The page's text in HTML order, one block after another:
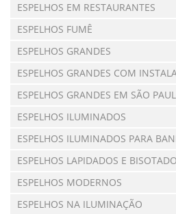
ESPELHOS EM RESTAURANTES
ESPELHOS FUMÊ
ESPELHOS GRANDES
ESPELHOS GRANDES COM
ESPELHOS GRANDES EM SÃO
ESPELHOS ILUMINADOS
ESPELHOS ILUMINADOS PARA
ESPELHOS LAPIDADOS E
ESPELHOS MODERNOS
ESPELHOS NA ILUMINAÇÃO